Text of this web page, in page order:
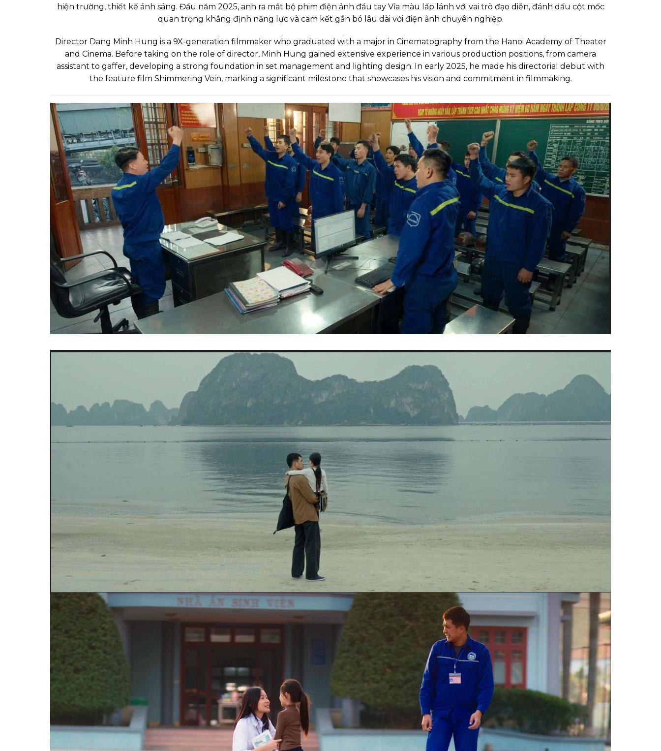
hiện trường, thiết kế ánh sáng. Đầu năm 2025, anh ra mắt bộ phim điện ảnh đầu tay Vỉa màu lấp lánh với vai trò đạo diễn, đánh dấu cột mốc
quan trọng khẳng định năng lực và cam kết gắn bó lâu dài với điện ảnh chuyên nghiệp.
Director Dang Minh Hung is a 9X-generation filmmaker who graduated with a major in Cinematography from the Hanoi Academy of Theater
and Cinema. Before taking on the role of director, Minh Hung gained extensive experience in various production positions, from camera
assistant to gaffer, developing a strong foundation in set management and lighting design. In early 2025, he made his directorial debut with
the feature film Shimmering Vein, marking a significant milestone that showcases his vision and commitment in filmmaking.